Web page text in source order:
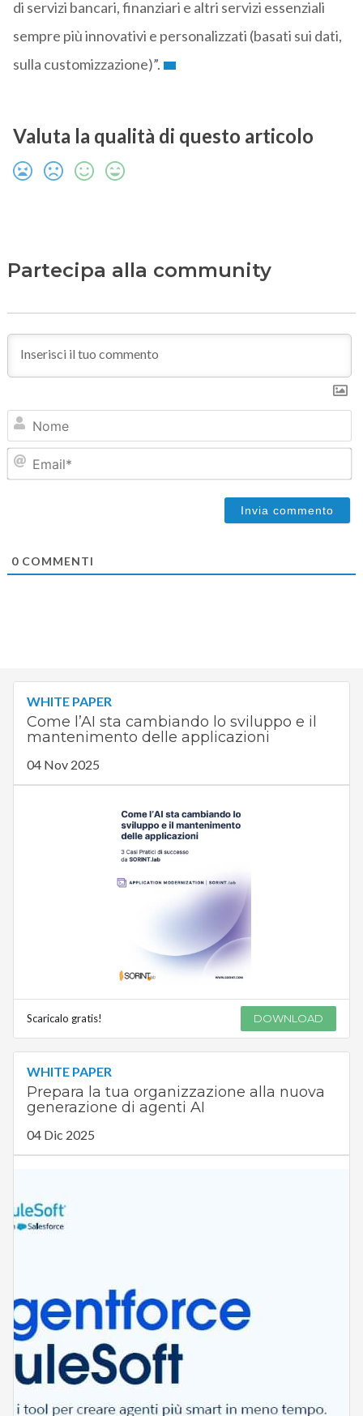
di servizi bancari, finanziari e altri servizi essenziali
sempre più innovativi e personalizzati (basati sui dati,
sulla customizzazione)”.
Valuta la qualità di questo articolo
Partecipa alla community
0COMMENTI
WHITE PAPER
Come l’AI sta cambiando lo sviluppo e il
mantenimento delle applicazioni
04 Nov 2025
Scaricalo gratis! DOWNLOAD
WHITE PAPER
Prepara la tua organizzazione alla nuova
generazione di agenti AI
04 Dic 2025